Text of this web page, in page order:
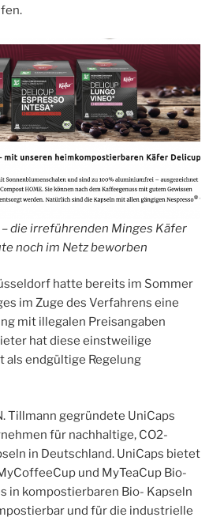
– die irreführenden Minges Käfer
noch im Netz beworben
hatte bereits im Sommer
im Zuge des Verfahrens eine
mit illegalen Preisangaben
hat diese einstweilige
als endgültige Regelung
Tillmann gegründete UniCaps
für nachhaltige, CO2-
in Deutschland. UniCaps bietet
und MyTeaCup Bio-
in kompostierbaren Bio- Kapseln
und für die industrielle